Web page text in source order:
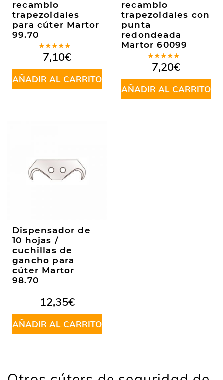
recambio
trapezoidales
para cúter Martor
99.70
Valorado
en 5.00de
5
7,10€
AÑADIR AL CARRITO
recambio
trapezoidales con
punta
redondeada
Martor 60099
Valorado
en 5.00de
5
7,20€
AÑADIR AL CARRITO
Dispensador de
10 hojas /
cuchillas de
gancho para
cúter Martor
98.70
12,35€
AÑADIR AL CARRITO